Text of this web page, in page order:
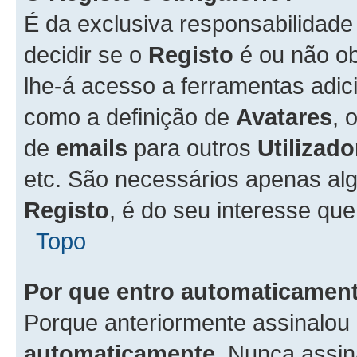
É da exclusiva
decidir se o Registo é ou não
lhe-á acesso a ferramentas
como a definição de Avatares,
de emails para outros
etc. São necessários apenas
Registo, é do seu interesse
Topo
Por que entro
Porque anteriormente